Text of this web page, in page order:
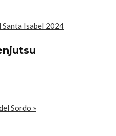
Santa Isabel 2024
Sordo »